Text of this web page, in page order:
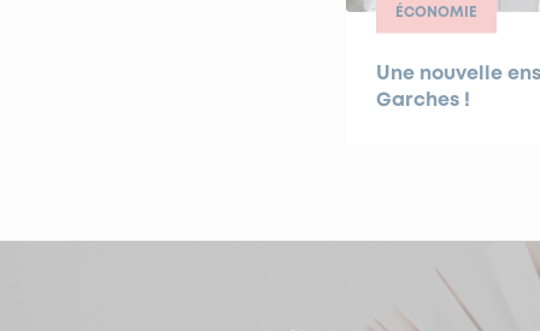
ÉCONOMIE
Une nouvelle
Garches !